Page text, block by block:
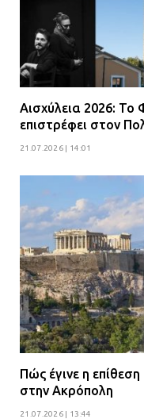
Αισχύλεια 2026: Το
επιστρέφει στον
21.07.2026 | 14:01
Πώς έγινε η
στην Ακρόπολη
21.07.2026 | 13:44